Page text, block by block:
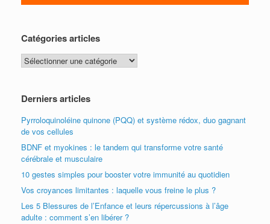
Catégories articles
Catégories
articles
Derniers articles
Pyrroloquinoléine quinone (PQQ) et système rédox, duo gagnant
de vos cellules
BDNF et myokines : le tandem qui transforme votre santé
cérébrale et musculaire
10 gestes simples pour booster votre immunité au quotidien
Vos croyances limitantes : laquelle vous freine le plus ?
Les 5 Blessures de l’Enfance et leurs répercussions à l’âge
adulte : comment s’en libérer ?